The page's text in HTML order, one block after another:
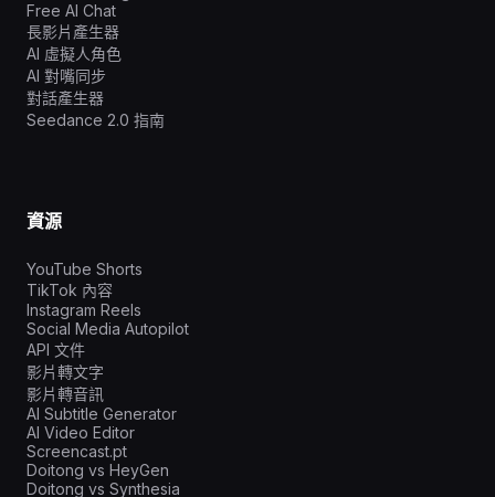
Free AI Chat
長影片產生器
AI 虛擬人角色
AI 對嘴同步
對話產生器
Seedance 2.0 指南
資源
YouTube Shorts
TikTok 內容
Instagram Reels
Social Media Autopilot
API 文件
影片轉文字
影片轉音訊
AI Subtitle Generator
AI Video Editor
Screencast.pt
Doitong vs HeyGen
Doitong vs Synthesia